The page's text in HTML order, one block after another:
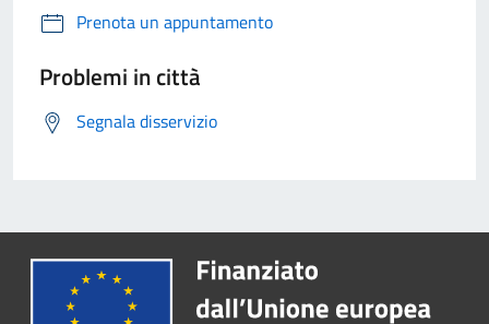
Prenota un appuntamento
Problemi in città
Segnala disservizio